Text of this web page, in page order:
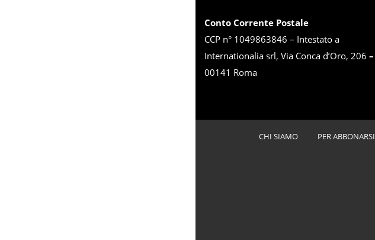
Conto Corrente Postale
CCP n° 1049863846 – Intestato a
Internationalia srl, Via Conca d’Oro, 206 –
00141 Roma
CHI SIAMO PER ABBONARSI